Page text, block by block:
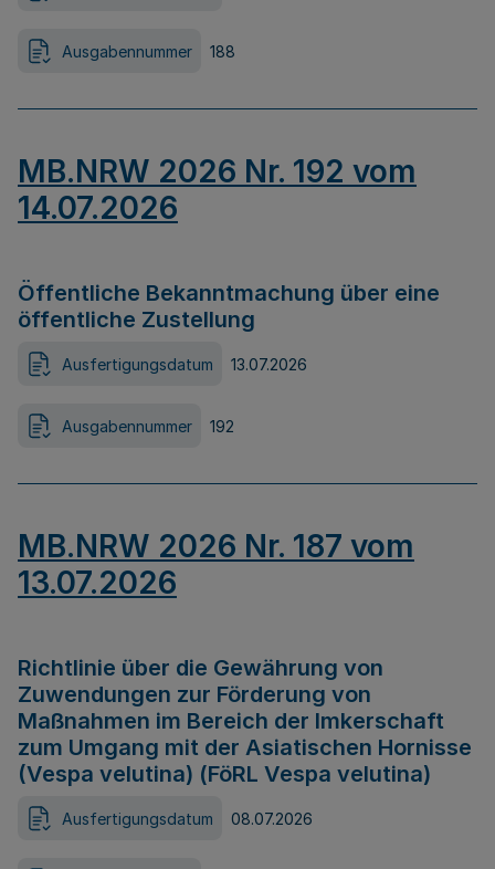
Ausgabennummer 188
MB.NRW 2026 Nr. 192 vom
14.07.2026
Öffentliche Bekanntmachung über eine
öffentliche Zustellung
Ausfertigungsdatum 13.07.2026
Ausgabennummer 192
MB.NRW 2026 Nr. 187 vom
13.07.2026
Richtlinie über die Gewährung von
Zuwendungen zur Förderung von
Maßnahmen im Bereich der Imkerschaft
zum Umgang mit der Asiatischen Hornisse
(Vespa velutina) (FöRL Vespa velutina)
Ausfertigungsdatum 08.07.2026